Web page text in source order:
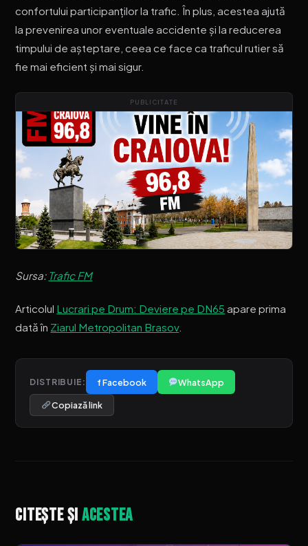
confortului participanților la trafic. În plus, acestea ajută
la prevenirea unor eventuale accidente și la reducerea
timpului de așteptare, ceea ce face ca traficul rutier să
fie mai eficient și mai sigur.
PUBLICITATE
Sursa: Trafic FM
Articolul Lucrari pe Drum: Deviere pe DN65 apare prima
dată în Ziarul Metropolitan Brasov.
DISTRIBUIE: f Facebook WhatsApp
Copiază link
Citește șiacestea